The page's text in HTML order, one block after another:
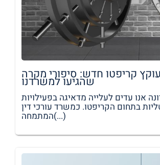
קריפטו חדש: סיפורי מקרה
שהגיעו למשרדנו
אנו עדים לעלייה מדאיגה בפעילויות
בתחום הקריפטו. כמשרד עורכי דין
המתמחה(...)